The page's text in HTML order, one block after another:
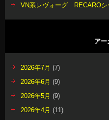
VN系レヴォーグ RECAROシ
アー
2026年7月 (7)
2026年6月 (9)
2026年5月 (9)
2026年4月 (11)